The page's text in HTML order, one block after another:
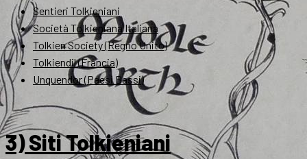
Sentieri Tolkieniani
Società Tolkieniana Italiana
Tolkien Society (Regno Unito)
Tolkiendil (Francia)
Unquendor (Paesi Bassi)
3) Siti Tolkieniani